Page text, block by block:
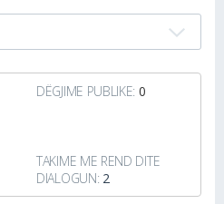
DËGJIME PUBLIKE: 0
TAKIME ME REND DITE
DIALOGUN: 2